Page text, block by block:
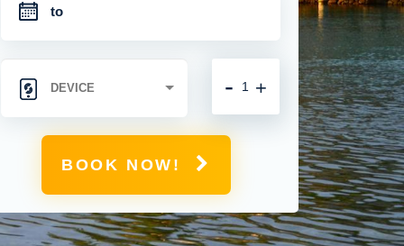
+
-
BOOK NOW!